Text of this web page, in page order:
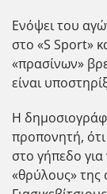
Ενόψει του
στο «S Sport»
«πρασίνων»
είναι
Η
προπονητή,
στο γήπεδο
«θρύλους»